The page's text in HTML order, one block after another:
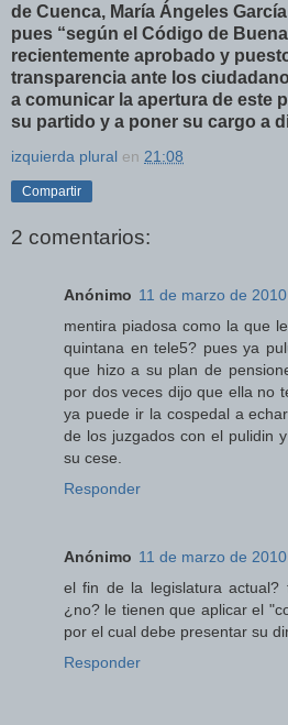
de Cuenca, María Ángeles
pues “según el Código de
recientemente aprobado y
transparencia ante los
a comunicar la apertura de este
su partido y a poner su cargo a
izquierda plural en 21:08
Compartir
2 comentarios:
Anónimo 11 de marzo de
mentira piadosa como la que
quintana en tele5? pues ya
que hizo a su plan de
por dos veces dijo que ella no
ya puede ir la cospedal a
de los juzgados con el pulidin
su cese.
Responder
Anónimo 11 de marzo de
el fin de la legislatura actual?
¿no? le tienen que aplicar el
por el cual debe presentar su
Responder